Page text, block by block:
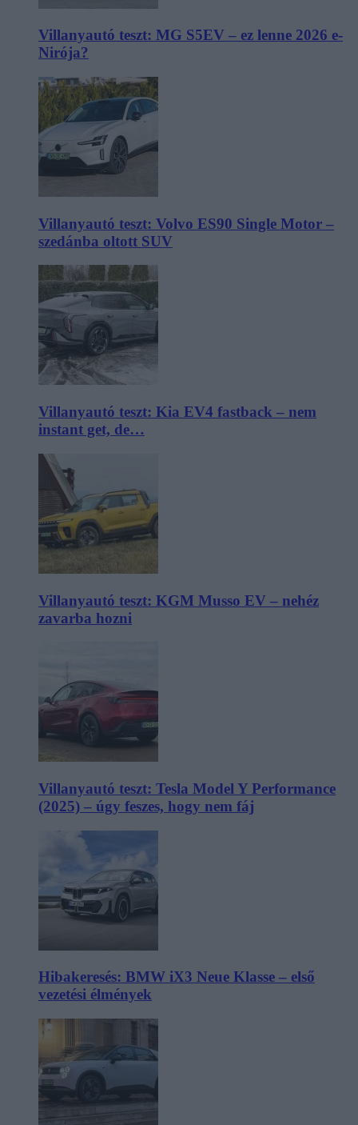
Villanyautó teszt: MG S5EV – ez lenne 2026 e-
Nirója?
Villanyautó teszt: Volvo ES90 Single Motor –
szedánba oltott SUV
Villanyautó teszt: Kia EV4 fastback – nem
instant get, de…
Villanyautó teszt: KGM Musso EV – nehéz
zavarba hozni
Villanyautó teszt: Tesla Model Y Performance
(2025) – úgy feszes, hogy nem fáj
Hibakeresés: BMW iX3 Neue Klasse – első
vezetési élmények